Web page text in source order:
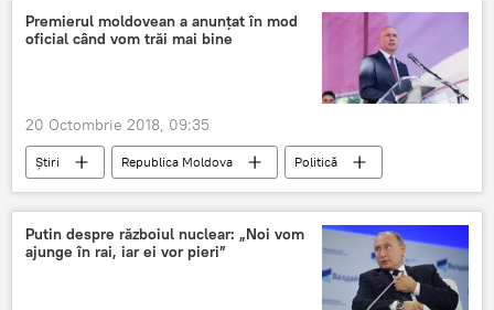
Mitropolia Moldovei
detalii
Premierul moldovean a anunțat în mod
oficial când vom trăi mai bine
20 Octombrie 2018, 09:35
Știri Republica Moldova
Politică
Societate
Guvernul Moldovei - știri de ultimă oră, proiecte, reforme
Moldova
Filip
Putin despre războiul nuclear: „Noi vom
ajunge în rai, iar ei vor pieri”